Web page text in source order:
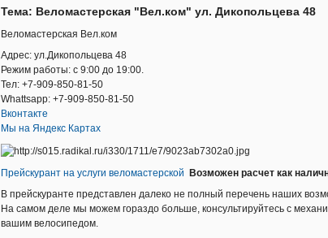
Тема: Веломастерская "Вел.ком" ул. Дикопольцева 48
Веломастерская Вел.ком
Адрес: ул.Дикопольцева 48
Режим работы: с 9:00 до 19:00.
Тел: +7-909-850-81-50
Whattsapp: +7-909-850-81-50
Вконтакте
Мы на Яндекс Картах
Прейскурант на услуги веломастерской Возможен расчет как
В прейскуранте представлен далеко не полный перечень наших
На самом деле мы можем гораздо больше, консультируйтесь с
вашим велосипедом.